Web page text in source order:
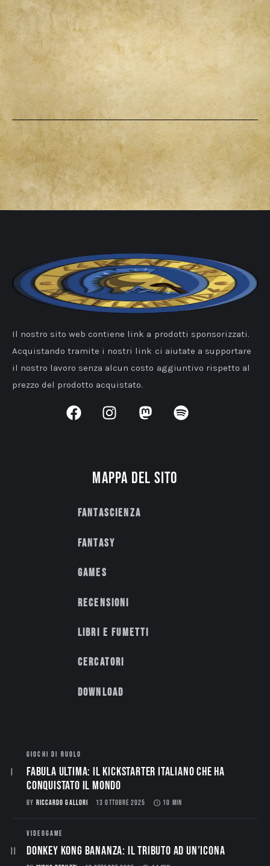
Il nostro sito web contiene link a prodotti sponsorizzati.
Acquistando tramite i nostri link ci aiutate a supportare
il nostro lavoro senza alcun costo aggiuntivo rispetto al
prezzo del prodotto acquistato.
Mappa del sito
Fantascienza
Fantasy
Games
Recensioni
Libri e fumetti
Cercatori
Download
GIOCHI DI RUOLO
Fabula Ultima: il Kickstarter italiano che ha
conquistato il mondo
BY RICCARDO GALLORI 13 OTTOBRE 2025 10 MIN
VIDEOGAME
Donkey Kong Bananza: Il Tributo ad un’Icona